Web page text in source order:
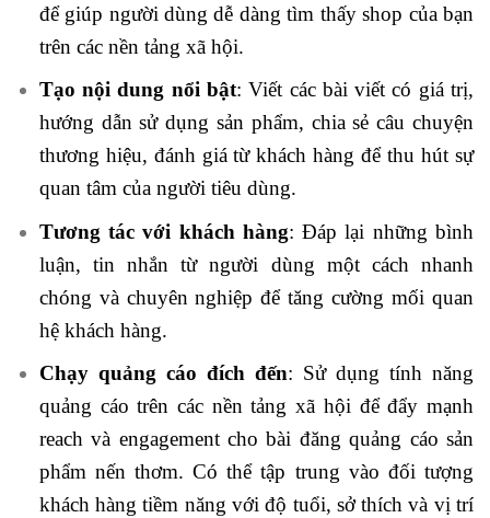
để giúp người dùng dễ dàng tìm thấy shop của bạn
trên các nền tảng xã hội.
Tạo nội dung nổi bật: Viết các bài viết có giá trị,
hướng dẫn sử dụng sản phẩm, chia sẻ câu chuyện
thương hiệu, đánh giá từ khách hàng để thu hút sự
quan tâm của người tiêu dùng.
Tương tác với khách hàng: Đáp lại những bình
luận, tin nhắn từ người dùng một cách nhanh
chóng và chuyên nghiệp để tăng cường mối quan
hệ khách hàng.
Chạy quảng cáo đích đến: Sử dụng tính năng
quảng cáo trên các nền tảng xã hội để đẩy mạnh
reach và engagement cho bài đăng quảng cáo sản
phẩm nến thơm. Có thể tập trung vào đối tượng
khách hàng tiềm năng với độ tuổi, sở thích và vị trí